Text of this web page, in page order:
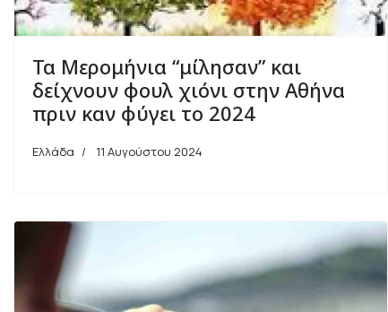
Τα Μερομήνια “μίλησαν” και
δείχνουν φουλ χιόνι στην Αθήνα
πριν καν φύγει το 2024
Ελλάδα 11 Αυγούστου 2024